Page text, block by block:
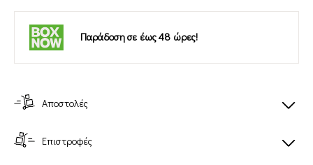
Παράδοση σε έως 48 ώρες!
Αποστολές
Επιστροφές